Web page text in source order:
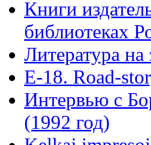
Книги
библиотеках
Литература на
Е-18. Road-
Интервью с
(1992 год)